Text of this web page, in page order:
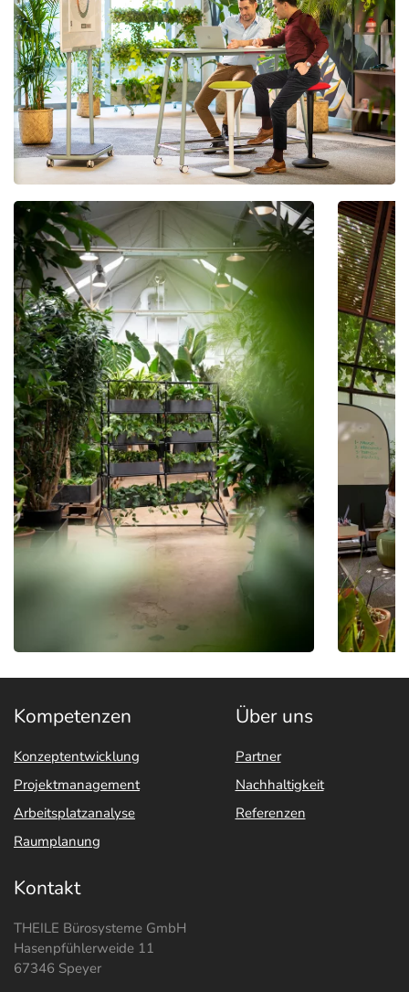
Kompetenzen
Konzeptentwicklung
Projektmanagement
Arbeitsplatzanalyse
Raumplanung
Über uns
Partner
Nachhaltigkeit
Referenzen
Kontakt
THEILE Bürosysteme GmbH
Hasenpfühlerweide 11
67346 Speyer